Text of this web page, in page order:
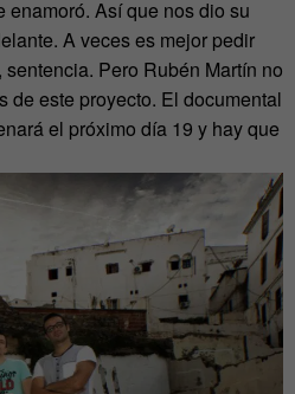
enamoró. Así que nos dio su
A veces es mejor pedir
Pero Rubén Martín no
de este proyecto. El documental
el próximo día 19 y hay que